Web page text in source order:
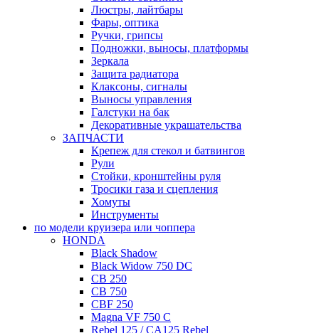
Люстры, лайтбары
Фары, оптика
Ручки, грипсы
Подножки, выносы, платформы
Зеркала
Защита радиатора
Клаксоны, сигналы
Выносы управления
Галстуки на бак
Декоративные украшательства
ЗАПЧАСТИ
Крепеж для стекол и батвингов
Рули
Стойки, кронштейны руля
Тросики газа и сцепления
Хомуты
Инструменты
по модели круизера или чоппера
HONDA
Black Shadow
Black Widow 750 DC
CB 250
CB 750
CBF 250
Magna VF 750 C
Rebel 125 / CA125 Rebel